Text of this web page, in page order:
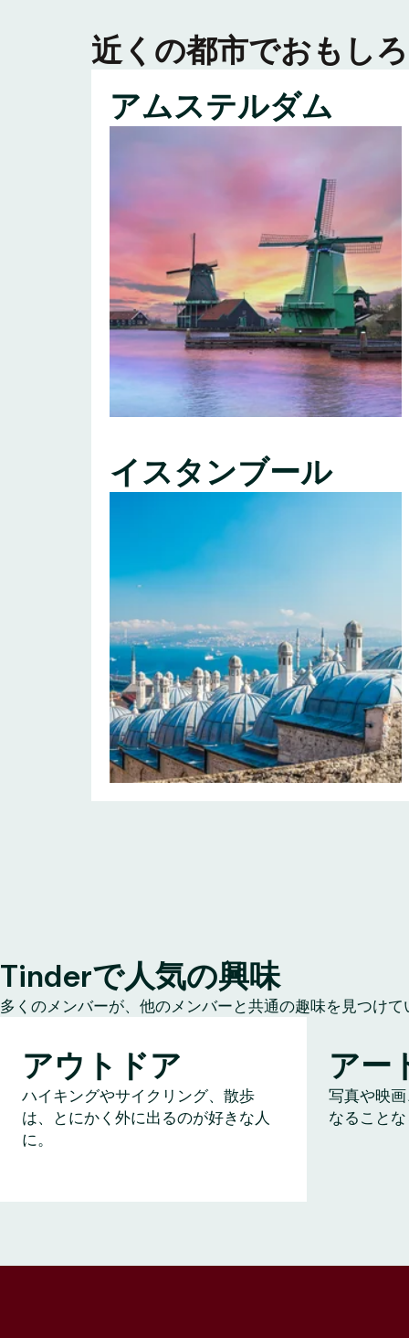
近くの都市でおもし
アムステルダム
イスタンブール
Tinderで人気の興味
多くのメンバーが、他のメンバーと共通の趣味を見つけ
アウトドア
ハイキングやサイクリング、散歩
は、とにかく外に出るのが好きな人
に。
アー
写真や映
なること